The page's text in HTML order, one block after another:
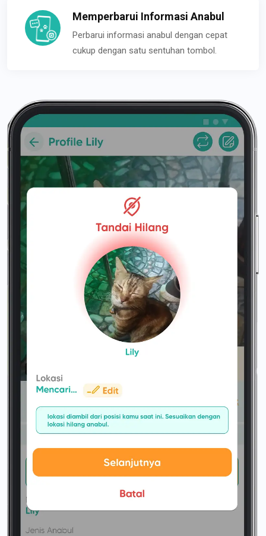
Memperbarui Informasi Anabul
Perbarui informasi anabul dengan cepat
cukup dengan satu sentuhan tombol.